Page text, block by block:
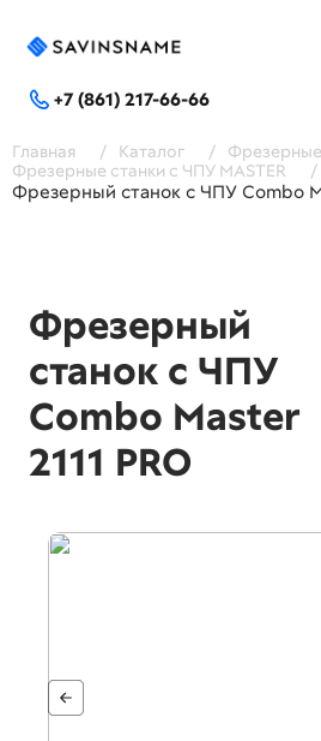
+7 (861) 217-66-66
Главная / Каталог /
Фрезерные станки с ЧПУ MASTER
/
Фрезерный станок с ЧПУ Combo
Фрезерный
станок с ЧПУ
Combo Master
2111 PRO